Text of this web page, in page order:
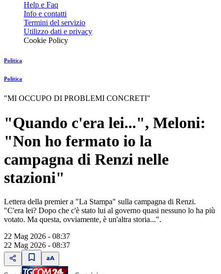
Help e Faq
Info e contatti
Termini del servizio
Utilizzo dati e privacy
Cookie Policy
Politica
Politica
"MI OCCUPO DI PROBLEMI CONCRETI"
"Quando c'era lei...", Meloni:
"Non ho fermato io la
campagna di Renzi nelle
stazioni"
Lettera della premier a "La Stampa" sulla campagna di Renzi.
"C'era lei? Dopo che c'è stato lui al governo quasi nessuno lo ha più
votato. Ma questa, ovviamente, è un'altra storia...".
22 Mag 2026 - 08:37
22 Mag 2026 - 08:37